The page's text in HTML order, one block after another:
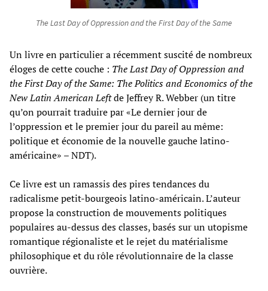
The Last Day of Oppression and the First Day of the Same
Un livre en particulier a récemment suscité de nombreux
éloges de cette couche : The Last Day of Oppression and
the First Day of the Same: The Politics and Economics of the
New Latin American Leftde Jeffrey R. Webber (un titre
qu’on pourrait traduire par «Le dernier jour de
l’oppression et le premier jour du pareil au même:
politique et économie de la nouvelle gauche latino-
américaine» – NDT).
Ce livre est un ramassis des pires tendances du
radicalisme petit-bourgeois latino-américain. L’auteur
propose la construction de mouvements politiques
populaires au-dessus des classes, basés sur un utopisme
romantique régionaliste et le rejet du matérialisme
philosophique et du rôle révolutionnaire de la classe
ouvrière.